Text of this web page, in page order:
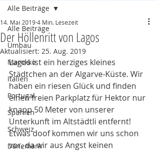
Alle Beiträge
Umbau
Marokko
Italien
Portugal
Spanien
Schweiz
Dänemark
Alle Beiträge
Der Höllenritt von Lagos
14. Mai 20194 Min. Lesezeit
Aktualisiert: 25. Aug. 2019
Lagos ist ein herziges kleines
Städtchen an der Algarve-Küste. Wir
haben ein riesen Glück und finden
einen freien Parkplatz für Hektor nur
knapp 50 Meter von unserer
Unterkunft im Altstädtli entfernt!
Etwas doof kommen wir uns schon
vor, da wir aus Angst keinen